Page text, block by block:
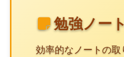
勉強ノー
効率的なノートの